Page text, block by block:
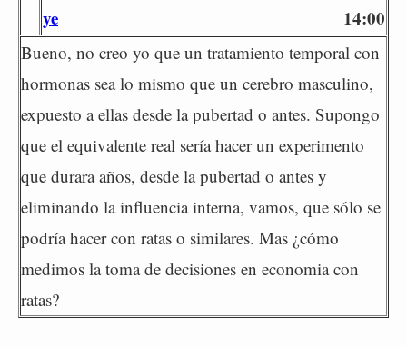
ye
14:00
Bueno, no creo yo que un tratamiento temporal con
hormonas sea lo mismo que un cerebro masculino,
expuesto a ellas desde la pubertad o antes. Supongo
que el equivalente real sería hacer un experimento
que durara años, desde la pubertad o antes y
eliminando la influencia interna, vamos, que sólo se
podría hacer con ratas o similares. Mas ¿cómo
medimos la toma de decisiones en economia con
ratas?